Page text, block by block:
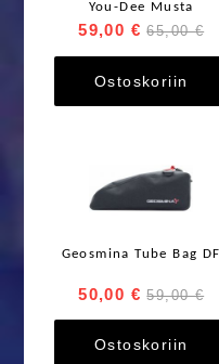
You-Dee Musta
59,00 € 65,00 €
Ostoskoriin
Geosmina Tube Bag DF
50,00 € 59,00 €
Ostoskoriin